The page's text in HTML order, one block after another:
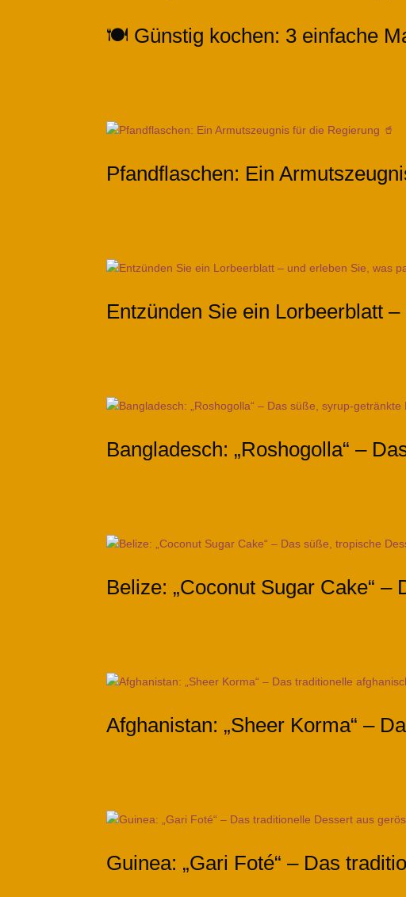
🍽️ Günstig kochen: 3 einfache
Pfandflaschen: Ein
Entzünden Sie ein Lorbeerblatt
Bangladesch: „Roshogolla“ –
Belize: „Coconut Sugar Cake“
Afghanistan: „Sheer Korma“ –
Guinea: „Gari Foté“ – Das